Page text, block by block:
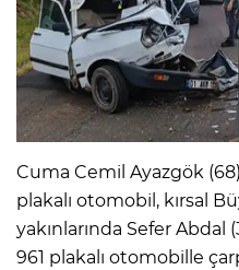
Cuma Cemil Ayazgök
plakalı otomobil, kırsal
yakınlarında Sefer
961 plakalı otomobille